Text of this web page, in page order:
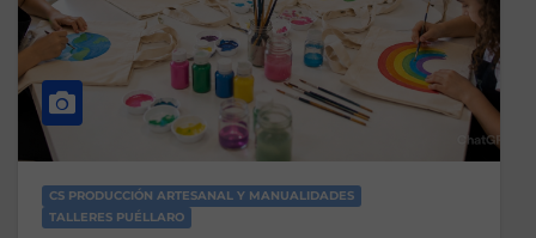
CS PRODUCCIÓN ARTESANAL Y MANUALIDADES
TALLERES PUÉLLARO